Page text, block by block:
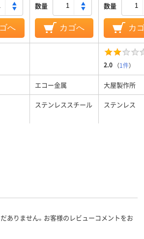
へ
数量
カゴへ
数量
カ
2.0 （1件）
エコー金属 大屋製作所
ステンレススチール ステンレス
ありません。お客様のレビューコメントをお